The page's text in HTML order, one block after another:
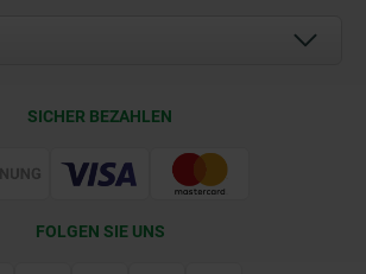
SICHER BEZAHLEN
FOLGEN SIE UNS